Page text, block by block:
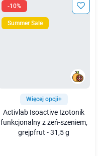
-10%
Summer Sale
Więcej opcji+
Activlab Isoactive Izotonik
funkcjonalny z żeń-szeniem,
grejpfrut - 31,5 g